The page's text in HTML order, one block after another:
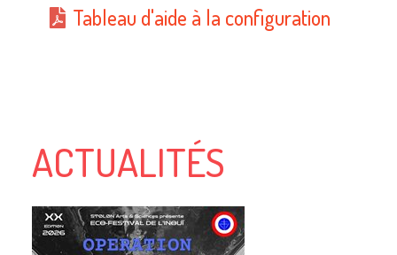
Tableau d'aide à la configuration
ACTUALITÉS